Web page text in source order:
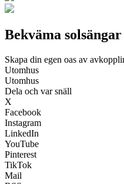
Bekväma
Skapa din egen oas av
Utomhus
Utomhus
Dela och var snäll
X
Facebook
Instagram
LinkedIn
YouTube
Pinterest
TikTok
Mail